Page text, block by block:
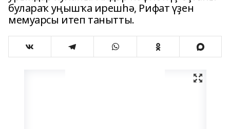
булараҡ уңышҡа ирешһә, Рифат үҙен
мемуарсы итеп танытты.